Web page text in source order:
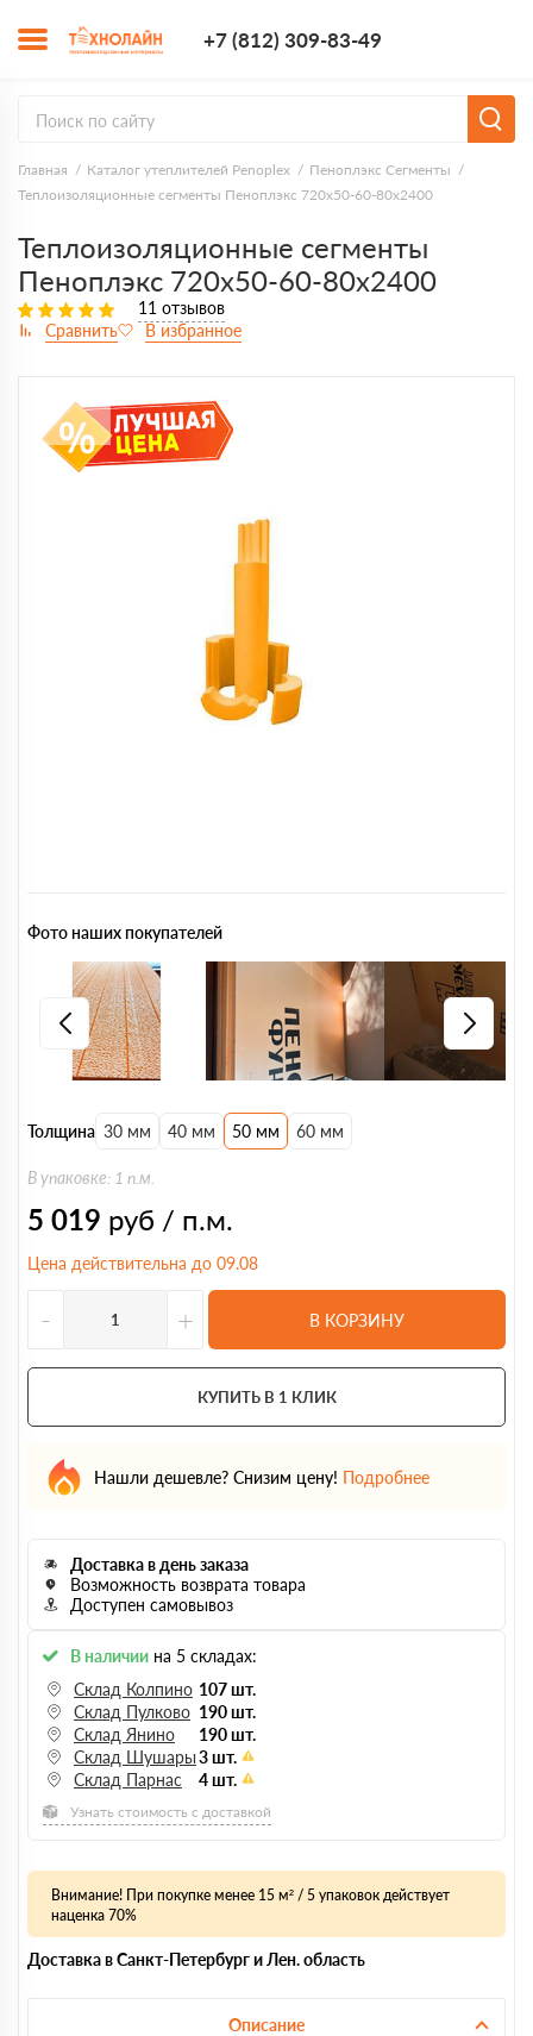
+7 (812) 309-83-49
Главная Каталог утеплителей Penoplex
Пеноплэкс Сегменты
Теплоизоляционные сегменты Пеноплэкс 720x50-60-80х2400
Теплоизоляционные сегменты
Пеноплэкс 720x50-60-80х2400
11 отзывов
Толщина 30 мм 40 мм 50 мм 60 мм
В упаковке: 1 п.м.
5 019 руб / п.м.
Цена действительна до 09.08
- + В КОРЗИНУ
КУПИТЬ В 1 КЛИК
Нашли дешевле? Снизим цену! Подробнее
Фото наших покупателей
Доставка в день заказа
Возможность возврата товара
Доступен самовывоз
В наличии на 5 складах:
Склад Колпино 107 шт.
Склад Пулково 190 шт.
Склад Янино
190 шт.
Склад Шушары3 шт.
Склад Парнас
4 шт.
Узнать стоимость с доставкой
Внимание! При покупке менее 15 м² / 5 упаковок действует
наценка 70%
Доставка в Санкт-Петербург и Лен. область
Описание